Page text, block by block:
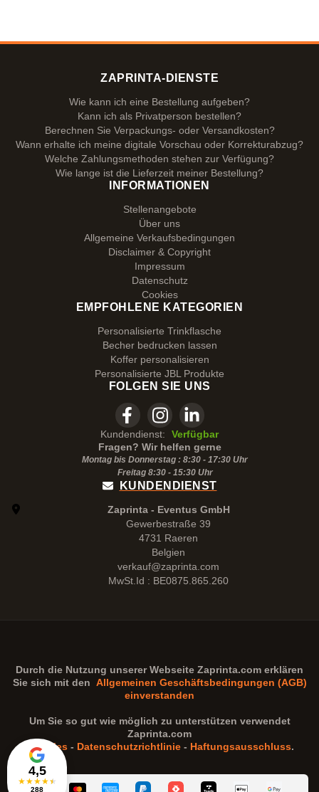
4,5
★★★★★
288
ZAPRINTA-DIENSTE
Wie kann ich eine Bestellung aufgeben?
Kann ich als Privatperson bestellen?
Berechnen Sie Verpackungs- oder Versandkosten?
Wann erhalte ich meine digitale Vorschau oder Korrekturabzug?
Welche Zahlungsmethoden stehen zur Verfügung?
Wie lange ist die Lieferzeit meiner Bestellung?
INFORMATIONEN
Stellenangebote
Über uns
Allgemeine Verkaufsbedingungen
Disclaimer & Copyright
Impressum
Datenschutz
Cookies
EMPFOHLENE KATEGORIEN
Personalisierte Trinkflasche
Becher bedrucken lassen
Koffer personalisieren
Personalisierte JBL Produkte
FOLGEN SIE UNS
Kundendienst:
Verfügbar
Fragen? Wir helfen gerne
Montag bis Donnerstag : 8:30 - 17:30 Uhr
Freitag 8:30 - 15:30Uhr
KUNDENDIENST
Zaprinta - Eventus GmbH
Gewerbestraße 39
4731 Raeren
Belgien
verkauf@zaprinta.com
MwSt.Id : BE0875.865.260
Durch die Nutzung unserer Webseite Zaprinta.com erklären
Sie sich mit den Allgemeinen Geschäftsbedingungen (AGB)
einverstanden
Um Sie so gut wie möglich zu unterstützen verwendet
Zaprinta.com
Cookies - Datenschutzrichtlinie - Haftungsausschluss.